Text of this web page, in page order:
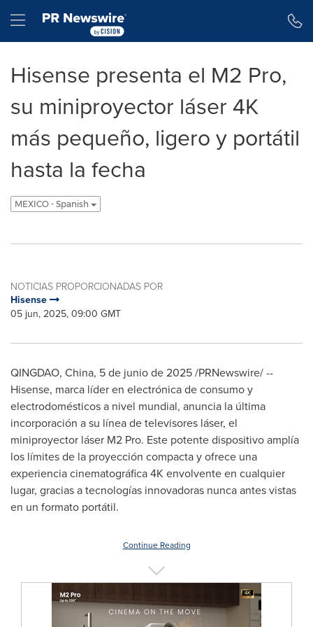
Hamburger menu
Hisense presenta el M2 Pro,
su miniproyector láser 4K
más pequeño, ligero y portátil
hasta la fecha
MEXICO - Spanish
NOTICIAS PROPORCIONADAS POR
Hisense
05 jun, 2025, 09:00 GMT
QINGDAO, China, 5 de junio de 2025/PRNewswire/ --
Hisense, marca líder en electrónica de consumo y
electrodomésticos a nivel mundial, anuncia la última
incorporación a su línea de televisores láser, el
miniproyector láser M2 Pro. Este potente dispositivo amplía
los límites de la proyección compacta y ofrece una
experiencia cinematográfica4K envolvente en cualquier
lugar, gracias a tecnologías innovadoras nunca antes vistas
en un formato portátil.
Continue Reading